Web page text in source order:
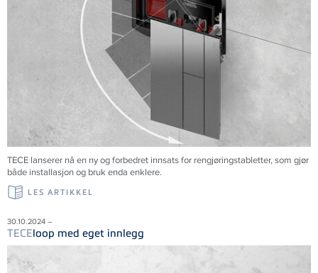
TECE lanserer nå en ny og forbedret innsats for rengjøringstabletter, som gjør
både installasjon og bruk enda enklere.
LES ARTIKKEL
30.10.2024 –
TECEloop med eget innlegg